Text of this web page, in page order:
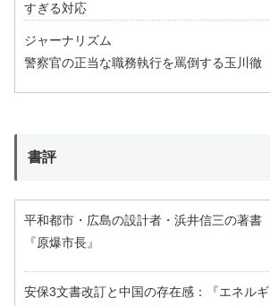
すぎる対応
ジャーナリズム
警察官の正当な職務執行を罵倒する玉川徹
書評
平和都市・広島の設計者・浜井信三の著書
『原爆市長』
安保3文書改訂と中国の存在感：『エネルギ